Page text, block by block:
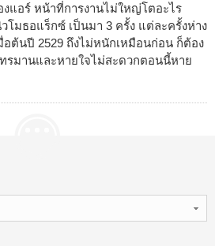
แอร์ หน้าที่การงานไม่ใหญ่โตอะไร
มธอแร็กซ์ เป็นมา 3 ครั้ง แต่ละครั้งห่าง
อต้นปี 2529 ถึงไม่หนักเหมือนก่อน ก็ต้อง
ทรมานและหายใจไม่สะดวกตอนนี้หาย